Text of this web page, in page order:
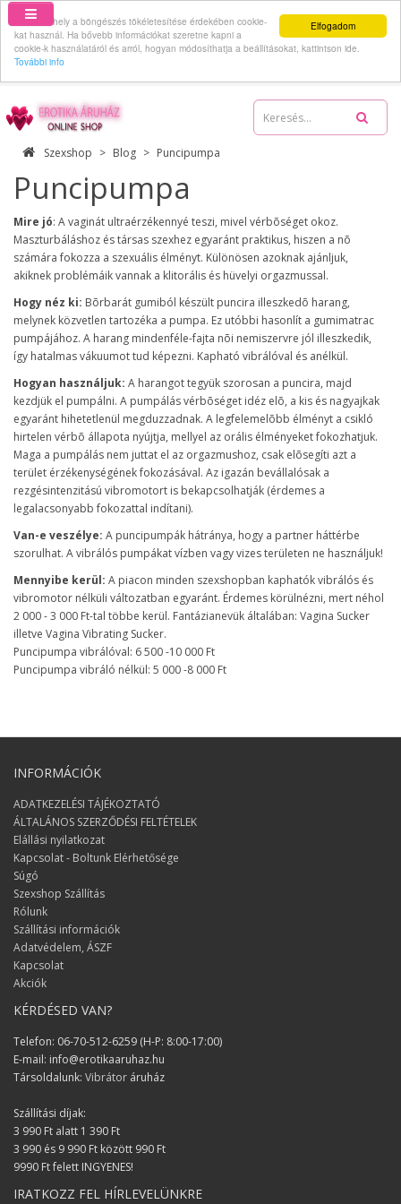
Elfogadom
Ez a webhely a böngészés tökéletesítése érdekében cookie-
kat használ. Ha bővebb információkat szeretne kapni a
cookie-k használatáról és arról, hogyan módosíthatja a beállításokat, kattintson ide.
További info
Szexshop Blog Puncipumpa
Puncipumpa
Mire jó: A vaginát ultraérzékennyé teszi, mivel vérbõséget okoz.
Maszturbáláshoz és társas szexhez egyaránt praktikus, hiszen a nõ
számára fokozza a szexuális élményt. Különösen azoknak ajánljuk,
akiknek problémáik vannak a klitorális és hüvelyi orgazmussal.
Hogy néz ki: Bõrbarát gumiból készült puncira illeszkedõ harang,
melynek közvetlen tartozéka a pumpa. Ez utóbbi hasonlít a gumimatrac
pumpájához. A harang mindenféle-fajta nõi nemiszervre jól illeszkedik,
így hatalmas vákuumot tud képezni. Kapható vibrálóval és anélkül.
Hogyan használjuk: A harangot tegyük szorosan a puncira, majd
kezdjük el pumpálni. A pumpálás vérbõséget idéz elõ, a kis és nagyajkak
egyaránt hihetetlenül megduzzadnak. A legfelemelõbb élményt a csikló
hirtelen vérbõ állapota nyújtja, mellyel az orális élményeket fokozhatjuk.
Maga a pumpálás nem juttat el az orgazmushoz, csak elõsegíti azt a
terület érzékenységének fokozásával. Az igazán bevállalósak a
rezgésintenzitású vibromotort is bekapcsolhatják (érdemes a
legalacsonyabb fokozattal indítani).
Van-e veszélye: A puncipumpák hátránya, hogy a partner háttérbe
szorulhat. A vibrálós pumpákat vízben vagy vizes területen ne használjuk!
Mennyibe kerül: A piacon minden szexshopban kaphatók vibrálós és
vibromotor nélküli változatban egyaránt. Érdemes körülnézni, mert néhol
2 000 - 3 000 Ft-tal többe kerül. Fantázianevük általában: Vagina Sucker
illetve Vagina Vibrating Sucker.
Puncipumpa vibrálóval: 6 500 -10 000 Ft
Puncipumpa vibráló nélkül: 5 000 -8 000 Ft
INFORMÁCIÓK
ADATKEZELÉSI TÁJÉKOZTATÓ
ÁLTALÁNOS SZERZŐDÉSI FELTÉTELEK
Elállási nyilatkozat
Kapcsolat - Boltunk Elérhetősége
Súgó
Szexshop Szállítás
Rólunk
Szállítási információk
Adatvédelem, ÁSZF
Kapcsolat
Akciók
KÉRDÉSED VAN?
Telefon: 06-70-512-6259 (H-P: 8:00-17:00)
E-mail: info@erotikaaruhaz.hu
Társoldalunk: Vibrátor áruház
Szállítási díjak:
3 990 Ft alatt 1 390 Ft
3 990 és 9 990 Ft között 990 Ft
9990 Ft felett INGYENES!
IRATKOZZ FEL HÍRLEVELÜNKRE